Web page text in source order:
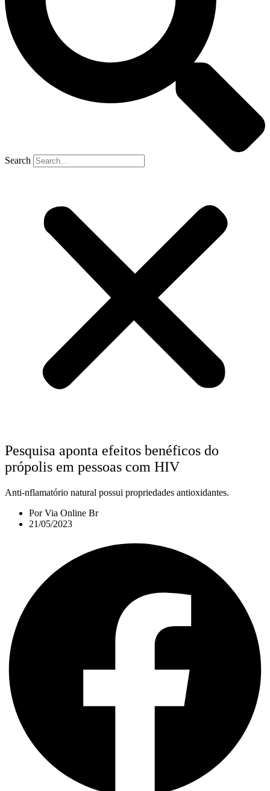
Search
Pesquisa aponta efeitos benéficos do
própolis em pessoas com HIV
Anti-nflamatório natural possui propriedades antioxidantes.
PorVia Online Br
21/05/2023